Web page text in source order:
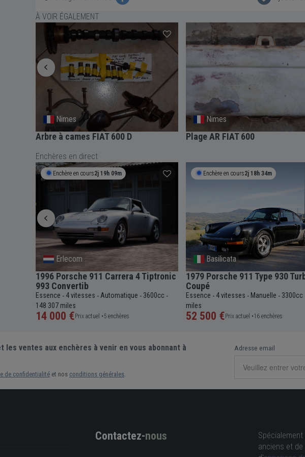
À VOIR ÉGALEMENT
Nimes
Arbre à cames FIAT 600 D
Nimes
Plage AR FIAT 600
Enchères en direct
Enchère en cours2j 19h 09m
Erlecom
1996 Porsche 911 Carrera 4 Tiptronic
993 Convertib
Essence - 4 vitesses - Automatique - 3600cc -
148 307 miles
14 000 € Prix actuel •5 enchères
Enchère en cours2j 18h 34m
Basilicata
1979 Porsche 911 Type 930
Coupé
Essence - 4 vitesses - Manuelle - 3300cc
miles
52 500 € Prix actuel •16 enchères
les ventes aux enchères à venir en vous abonnant à
de confidentialité et nos conditions générales
Adresse email
Contactez-nous
anciens et de